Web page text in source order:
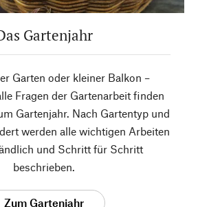
Gartenjahr
Garten oder kleiner Balkon –
Fragen der Gartenarbeit finden
Gartenjahr. Nach Gartentyp und
werden alle wichtigen Arbeiten
und Schritt für Schritt
beschrieben.
Zum Gartenjahr